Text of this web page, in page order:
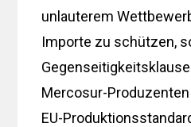
unlauterem
Importe zu schützen,
Mercosur-
EU-